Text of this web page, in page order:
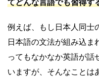
例えば、もし日本人同士
日本語の文法が組み込ま
ってもなかなか英語が話
いますが、そんなことは